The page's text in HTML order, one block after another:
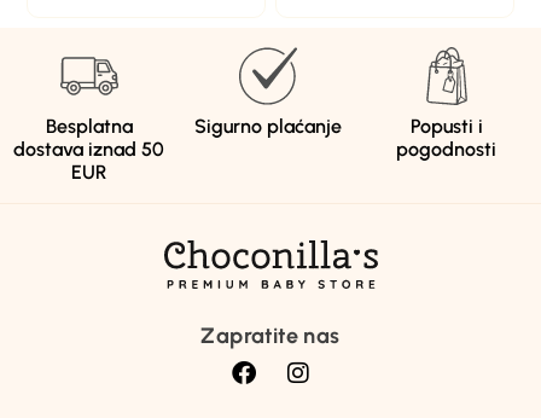
Besplatna
dostava iznad 50
EUR
Sigurno plaćanje
Popusti i
pogodnosti
Zapratite nas